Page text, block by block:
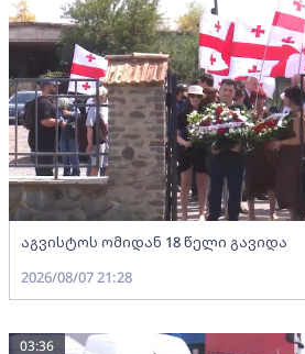
აგვისტოს ომიდან 18 წელი გავიდა
2026/08/07 21:28
03:36